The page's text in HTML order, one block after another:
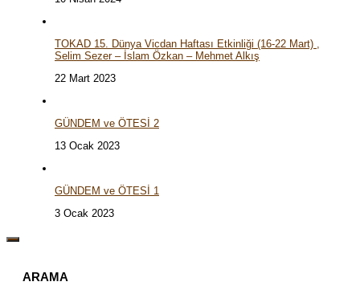
TOKAD 15. Dünya Vicdan Haftası Etkinliği (16-22 Mart) ,
Selim Sezer – İslam Özkan – Mehmet Alkış
22 Mart 2023
GÜNDEM ve ÖTESİ 2
13 Ocak 2023
GÜNDEM ve ÖTESİ 1
3 Ocak 2023
ARAMA